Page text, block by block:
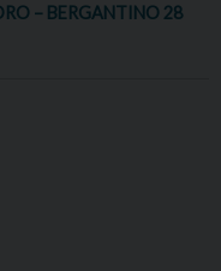
– BERGANTINO 28